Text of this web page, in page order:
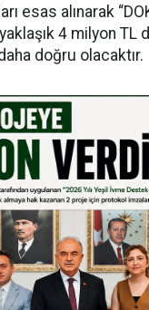
esas alınarak
4 milyon TL
doğru olacaktır.